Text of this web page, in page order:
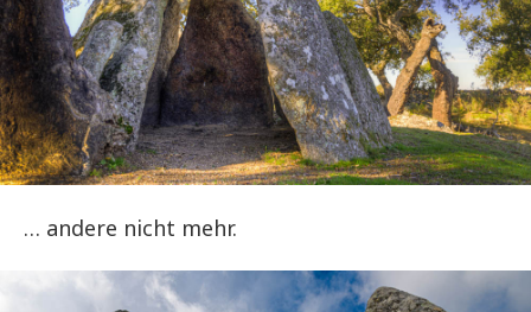
… andere nicht mehr.